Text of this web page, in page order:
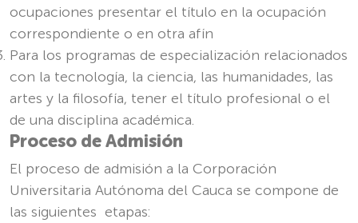
ocupaciones presentar el título en la ocupación
correspondiente o en otra afín
Para los programas de especialización relacionados
con la tecnología, la ciencia, las humanidades, las
artes y la filosofía, tener el título profesional o el
de una disciplina académica.
Proceso de Admisión
El proceso de admisión a la Corporación
Universitaria Autónoma del Cauca se compone de
las siguientes etapas: